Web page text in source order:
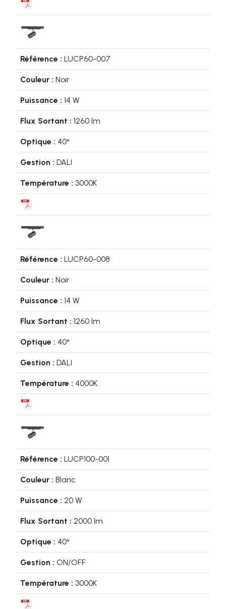
LUCP60-007
Noir
14 W
1260 lm
40°
DALI
3000K
LUCP60-008
Noir
14 W
1260 lm
40°
DALI
4000K
LUCP100-001
Blanc
20 W
2000 lm
40°
ON/OFF
3000K